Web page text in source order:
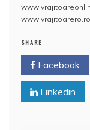
k
www.vrajitoarero.ro
SHARE
Facebook
Linkedin